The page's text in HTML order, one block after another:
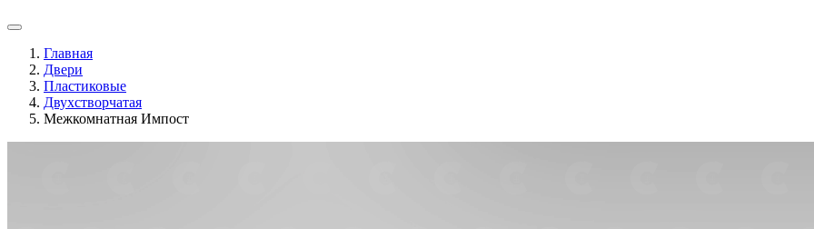
Главная
Двери
Пластиковые
Двухстворчатая
Межкомнатная Импост